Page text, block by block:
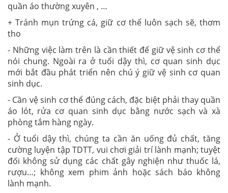
quần áo thường xuyên , …
+ Tránh mụn trứng cá, giữ cơ thể luôn sạch sẽ, thơm
tho
- Những việc làm trên là cần thiết để giữ vệ sinh cơ thể
nói chung. Ngoài ra ở tuổi dậy thì, cơ quan sinh dục
mới bắt đầu phát triển nên chú ý giữ vệ sinh cơ quan
sinh dục.
- Cần vệ sinh cơ thể đúng cách, đặc biệt phải thay quần
áo lót, rửa cơ quan sinh dục bằng nước sạch và xà
phòng tắm hàng ngày.
- Ở tuổi dậy thì, chúng ta cần ăn uống đủ chất, tăng
cường luyện tập TDTT, vui chơi giải trí lành mạnh; tuyệt
đối không sử dụng các chất gây nghiện như thuốc lá,
rượu…; không xem phim ảnh hoặc sách báo không
lành mạnh.